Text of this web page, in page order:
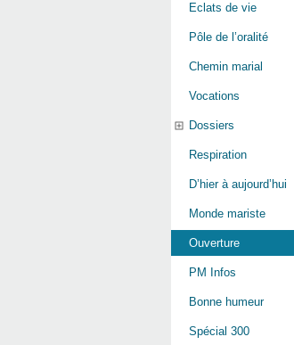
Eclats de vie
Pôle de l’oralité
Chemin marial
Vocations
Dossiers
Respiration
D’hier à aujourd’hui
Monde mariste
Ouverture
PM Infos
Bonne humeur
Spécial 300